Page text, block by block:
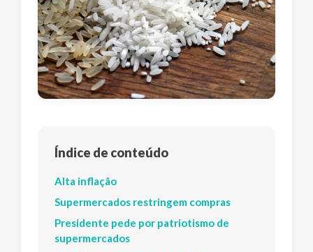
Índice de conteúdo
Alta inflação
Supermercados restringem compras
Presidente pede por patriotismo de
supermercados